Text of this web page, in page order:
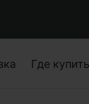
Где